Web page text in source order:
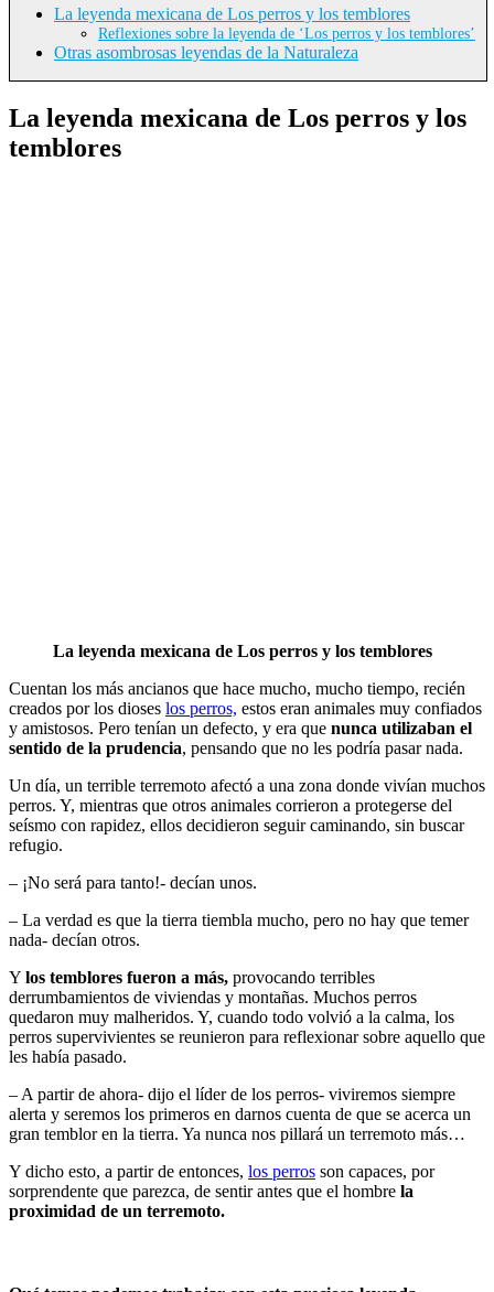
La leyenda mexicana de Los perros y los temblores
Reflexiones sobre la leyenda de ‘Los perros y los temblores’
Otras asombrosas leyendas de la Naturaleza
La leyenda mexicana de Los perros y los
temblores
La leyenda mexicana de Los perros y los temblores
Cuentan los más ancianos que hace mucho, mucho tiempo, recién
creados por los dioses los perros, estos eran animales muy confiados
y amistosos. Pero tenían un defecto, y era que nunca utilizaban el
sentido de la prudencia, pensando que no les podría pasar nada.
Un día, un terrible terremoto afectó a una zona donde vivían muchos
perros. Y, mientras que otros animales corrieron a protegerse del
seísmo con rapidez, ellos decidieron seguir caminando, sin buscar
refugio.
– ¡No será para tanto!- decían unos.
– La verdad es que la tierra tiembla mucho, pero no hay que temer
nada- decían otros.
Y los temblores fueron a más, provocando terribles
derrumbamientos de viviendas y montañas. Muchos perros
quedaron muy malheridos. Y, cuando todo volvió a la calma, los
perros supervivientes se reunieron para reflexionar sobre aquello que
les había pasado.
– A partir de ahora- dijo el líder de los perros- viviremos siempre
alerta y seremos los primeros en darnos cuenta de que se acerca un
gran temblor en la tierra. Ya nunca nos pillará un terremoto más…
Y dicho esto, a partir de entonces, los perros son capaces, por
sorprendente que parezca, de sentir antes que el hombre la
proximidad de un terremoto.